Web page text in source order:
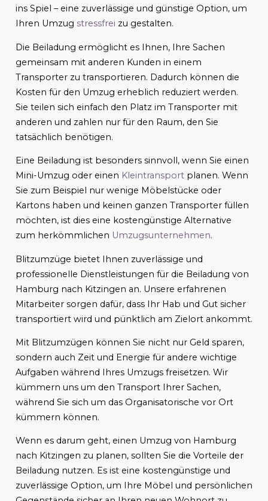
ins Spiel – eine zuverlässige und günstige Option, um
Ihren Umzug stressfrei zu gestalten.
Die Beiladung ermöglicht es Ihnen, Ihre Sachen
gemeinsam mit anderen Kunden in einem
Transporter zu transportieren. Dadurch können die
Kosten für den Umzug erheblich reduziert werden.
Sie teilen sich einfach den Platz im Transporter mit
anderen und zahlen nur für den Raum, den Sie
tatsächlich benötigen.
Eine Beiladung ist besonders sinnvoll, wenn Sie einen
Mini-Umzug oder einen Kleintransportplanen. Wenn
Sie zum Beispiel nur wenige Möbelstücke oder
Kartons haben und keinen ganzen Transporter füllen
möchten, ist dies eine kostengünstige Alternative
zum herkömmlichen Umzugsunternehmen.
Blitzumzüge bietet Ihnen zuverlässige und
professionelle Dienstleistungen für die Beiladung von
Hamburg nach Kitzingen an. Unsere erfahrenen
Mitarbeiter sorgen dafür, dass Ihr Hab und Gut sicher
transportiert wird und pünktlich am Zielort ankommt.
Mit Blitzumzügen können Sie nicht nur Geld sparen,
sondern auch Zeit und Energie für andere wichtige
Aufgaben während Ihres Umzugs freisetzen. Wir
kümmern uns um den Transport Ihrer Sachen,
während Sie sich um das Organisatorische vor Ort
kümmern können.
Wenn es darum geht, einen Umzug von Hamburg
nach Kitzingen zu planen, sollten Sie die Vorteile der
Beiladung nutzen. Es ist eine kostengünstige und
zuverlässige Option, um Ihre Möbel und persönlichen